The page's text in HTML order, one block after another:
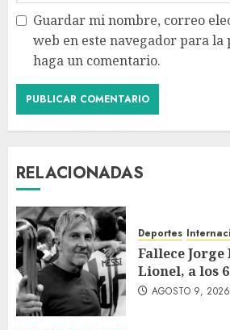
Guardar mi nombre, correo
web en este navegador para la
haga un comentario.
RELACIONADAS
Deportes
Fallece Jorge
Lionel, a los
AGOSTO 9, 2026